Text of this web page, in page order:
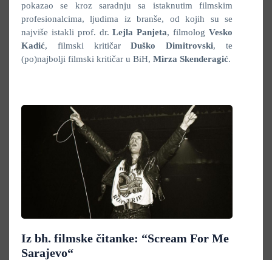
pokazao se kroz saradnju sa istaknutim filmskim
profesionalcima, ljudima iz branše, od kojih su se
najviše istakli prof. dr.Lejla Panjeta, filmologVesko
Kadić, filmski kritičarDuško Dimitrovski, te
(po)najbolji filmski kritičar u BiH, Mirza Skenderagić.
Iz bh. filmske čitanke: “Scream For Me
Sarajevo“